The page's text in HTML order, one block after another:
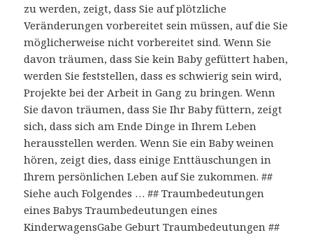
zu werden, zeigt, dass Sie auf plötzliche
Veränderungen vorbereitet sein müssen, auf die Sie
möglicherweise nicht vorbereitet sind. Wenn Sie
davon träumen, dass Sie kein Baby gefüttert haben,
werden Sie feststellen, dass es schwierig sein wird,
Projekte bei der Arbeit in Gang zu bringen. Wenn
Sie davon träumen, dass Sie Ihr Baby füttern, zeigt
sich, dass sich am Ende Dinge in Ihrem Leben
herausstellen werden. Wenn Sie ein Baby weinen
hören, zeigt dies, dass einige Enttäuschungen in
Ihrem persönlichen Leben auf Sie zukommen. ##
Siehe auch Folgendes … ## Traumbedeutungen
eines Babys Traumbedeutungen eines
KinderwagensGabe Geburt Traumbedeutungen ##